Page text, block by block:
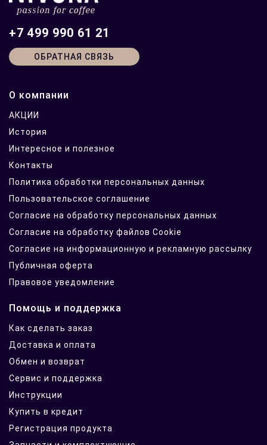
+7 499 990 61 21
ОБРАТНАЯ СВЯЗЬ
О компании
АКЦИИ
История
Интересное и полезное
Контакты
Политика обработки персональных данных
Пользовательское соглашение
Согласие на обработку персональных данных
Согласие на обработку файлов Cookie
Согласие на информационную и рекламную рассылку
Публичная оферта
Правовое уведомление
Помощь и поддержка
Как сделать заказ
Доставка и оплата
Обмен и возврат
Сервис и поддержка
Инструкции
Купить в кредит
Регистрация продукта